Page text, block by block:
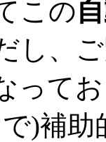
この
し、
って
)補